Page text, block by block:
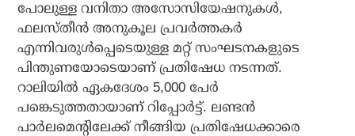
പോലുള്ള വനിതാ അസോസിയേഷനുകള്‍,
ഫലസ്തീന്‍ അനുകൂല പ്രവര്‍ത്തകര്‍
എന്നിവരുള്‍പ്പെടെയുള്ള മറ്റ് സംഘടനകളുടെ
പിന്തുണയോടെയാണ് പ്രതിഷേധ നടന്നത്.
റാലിയില്‍ ഏകദേശം 5,000 പേര്‍
പങ്കെടുത്തതായാണ് റിപ്പോര്‍ട്ട്. ലണ്ടന്‍
പാര്‍ലമെന്റിലേക്ക് നീങ്ങിയ പ്രതിഷേധക്കാരെ